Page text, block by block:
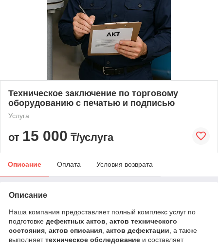
Техническое заключение по торговому
оборудованию с печатью и подписью
Услуга
от 15 000 ₸/услуга
Описание Оплата Условия возврата
Описание
Наша компания предоставляет полный комплекс услуг по
подготовке дефектных актов актов технического
состояния актов списания актов дефектации , а также
выполняеттехническое обследование и составляет